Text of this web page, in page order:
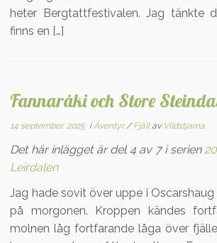
heter Bergtattfestivalen. Jag tänkte
finns en […]
Fannaråki och Store
14 september, 2025iÄventyr/Fjällav Vildstjarna
Det här inlägget är del 4 av 7 i serien
Leirdalen
Jag hade sovit över uppe i
på morgonen. Kroppen kändes
molnen låg fortfarande låga över